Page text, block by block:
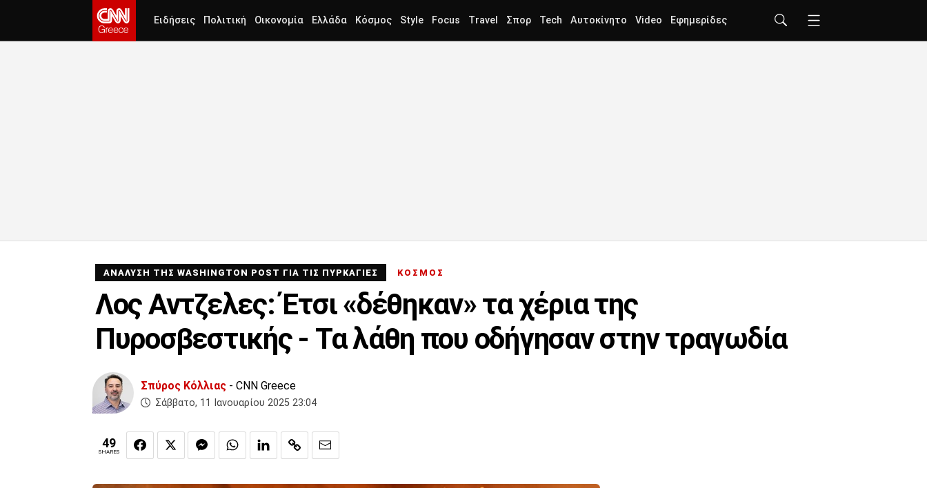
Ειδήσεις Πολιτική Οικονομία Ελλάδα Κόσμος Style Focus Travel Σπορ Tech Αυτοκίνητο Video Εφημερίδες
ΑΝΑΛΥΣΗ ΤΗΣ WASHINGTON POST ΓΙΑ ΤΙΣ ΠΥΡΚΑΓΙΕΣ ΚΟΣΜΟΣ
Λος Αντζελες: Έτσι «δέθηκαν» τα χέρια της
Πυροσβεστικής - Τα λάθη που οδήγησαν στην τραγωδία
Σπύρος Κόλλιας - CNN Greece
Σάββατο, 11 Ιανουαρίου 2025 23:04
49
SHARES